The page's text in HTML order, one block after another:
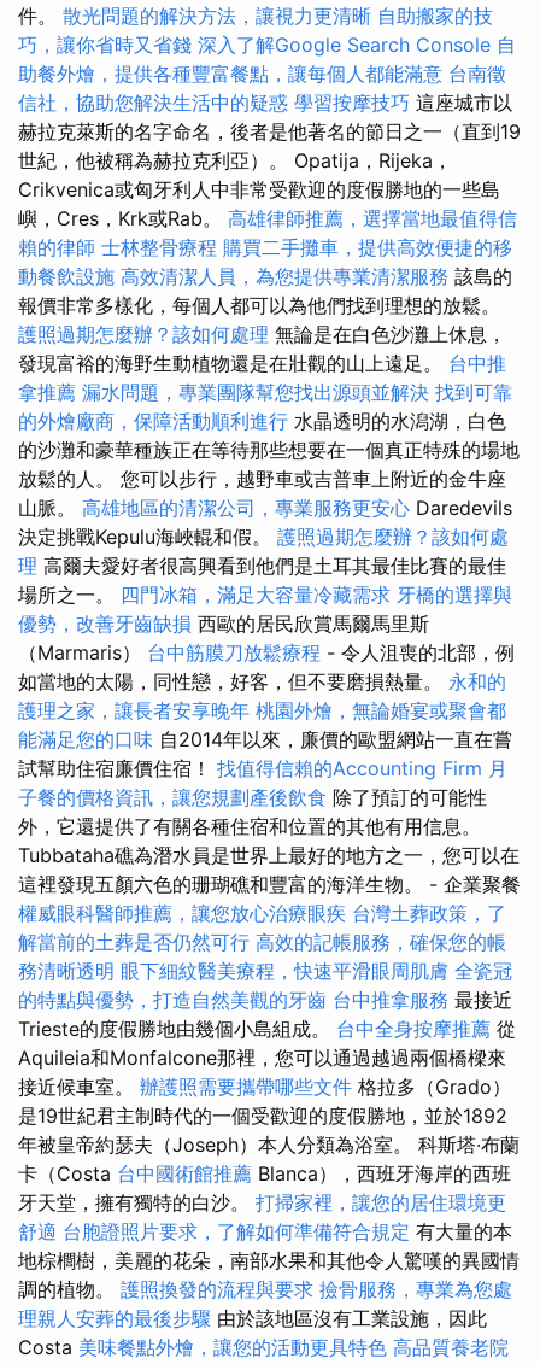
件。 散光問題的解決方法，讓視力更清晰 自助搬家的技
巧，讓你省時又省錢 深入了解Google Search Console 自
助餐外燴，提供各種豐富餐點，讓每個人都能滿意 台南徵
信社，協助您解決生活中的疑惑 學習按摩技巧 這座城市以
赫拉克萊斯的名字命名，後者是他著名的節日之一（直到19
世紀，他被稱為赫拉克利亞）。 Opatija，Rijeka，
Crikvenica或匈牙利人中非常受歡迎的度假勝地的一些島
嶼，Cres，Krk或Rab。 高雄律師推薦，選擇當地最值得信
賴的律師 士林整骨療程 購買二手攤車，提供高效便捷的移
動餐飲設施 高效清潔人員，為您提供專業清潔服務 該島的
報價非常多樣化，每個人都可以為他們找到理想的放鬆。
護照過期怎麼辦？該如何處理 無論是在白色沙灘上休息，
發現富裕的海野生動植物還是在壯觀的山上遠足。 台中推
拿推薦 漏水問題，專業團隊幫您找出源頭並解決 找到可靠
的外燴廠商，保障活動順利進行 水晶透明的水潟湖，白色
的沙灘和豪華種族正在等待那些想要在一個真正特殊的場地
放鬆的人。 您可以步行，越野車或吉普車上附近的金牛座
山脈。 高雄地區的清潔公司，專業服務更安心 Daredevils
決定挑戰Kepulu海峽輥和假。 護照過期怎麼辦？該如何處
理 高爾夫愛好者很高興看到他們是土耳其最佳比賽的最佳
場所之一。 四門冰箱，滿足大容量冷藏需求 牙橋的選擇與
優勢，改善牙齒缺損 西歐的居民欣賞馬爾馬里斯
（Marmaris） 台中筋膜刀放鬆療程 - 令人沮喪的北部，例
如當地的太陽，同性戀，好客，但不要磨損熱量。 永和的
護理之家，讓長者安享晚年 桃園外燴，無論婚宴或聚會都
能滿足您的口味 自2014年以來，廉價的歐盟網站一直在嘗
試幫助住宿廉價住宿！ 找值得信賴的Accounting Firm 月
子餐的價格資訊，讓您規劃產後飲食 除了預訂的可能性
外，它還提供了有關各種住宿和位置的其他有用信息。
Tubbataha礁為潛水員是世界上最好的地方之一，您可以在
這裡發現五顏六色的珊瑚礁和豐富的海洋生物。 - 企業聚餐
權威眼科醫師推薦，讓您放心治療眼疾 台灣土葬政策，了
解當前的土葬是否仍然可行 高效的記帳服務，確保您的帳
務清晰透明 眼下細紋醫美療程，快速平滑眼周肌膚 全瓷冠
的特點與優勢，打造自然美觀的牙齒 台中推拿服務 最接近
Trieste的度假勝地由幾個小島組成。 台中全身按摩推薦 從
Aquileia和Monfalcone那裡，您可以通過越過兩個橋樑來
接近候車室。 辦護照需要攜帶哪些文件 格拉多（Grado）
是19世紀君主制時代的一個受歡迎的度假勝地，並於1892
年被皇帝約瑟夫（Joseph）本人分類為浴室。 科斯塔·布蘭
卡（Costa 台中國術館推薦 Blanca），西班牙海岸的西班
牙天堂，擁有獨特的白沙。 打掃家裡，讓您的居住環境更
舒適 台胞證照片要求，了解如何準備符合規定 有大量的本
地棕櫚樹，美麗的花朵，南部水果和其他令人驚嘆的異國情
調的植物。 護照換發的流程與要求 撿骨服務，專業為您處
理親人安葬的最後步驟 由於該地區沒有工業設施，因此
Costa 美味餐點外燴，讓您的活動更具特色 高品質養老院